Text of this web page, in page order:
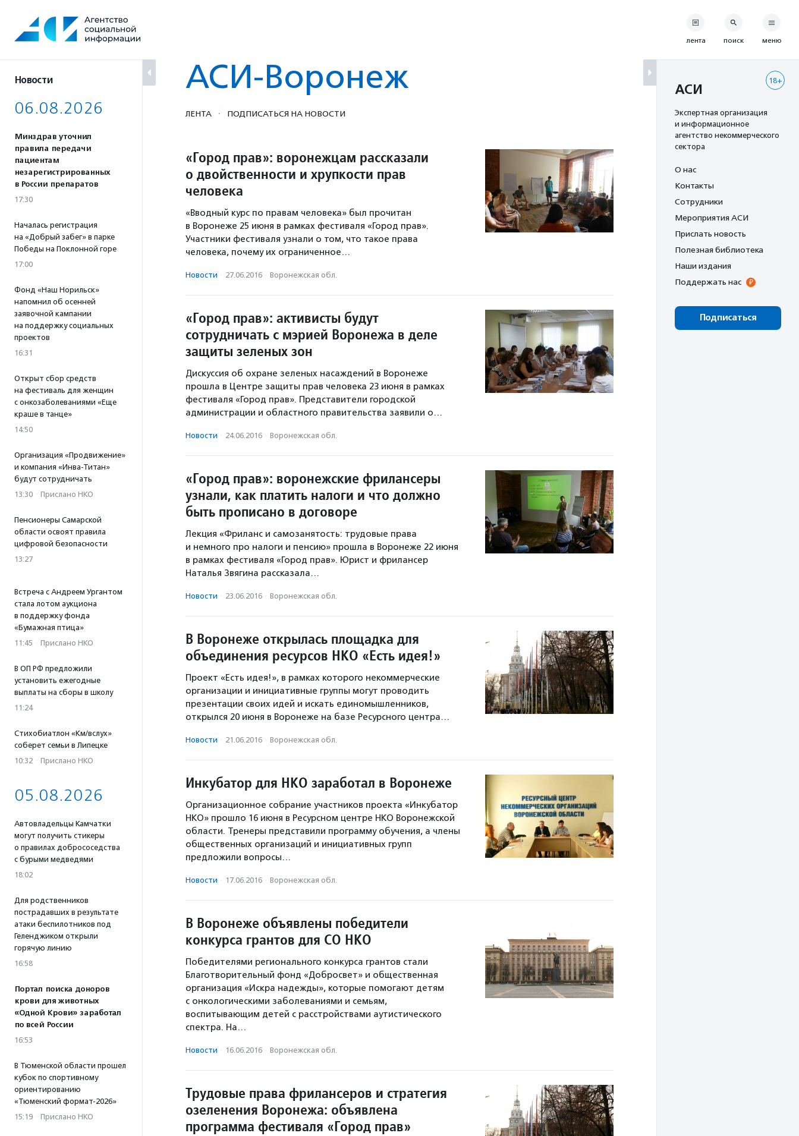
содержанию
Новости
06.08.2026
Минздрав уточнил
правила передачи
пациентам
незарегистрированных
в России препаратов
17:30
Началась регистрация
на «Добрый забег» в парке
Победы на Поклонной горе
17:00
Фонд «Наш Норильск»
напомнил об осенней
заявочной кампании
на поддержку социальных
проектов
16:31
Открыт сбор средств
на фестиваль для женщин
с онкозаболеваниями «Еще
краше в танце»
14:50
Организация «Продвижение»
и компания «Инва-Титан»
будут сотрудничать
13:30 · Прислано НКО
Пенсионеры Самарской
области освоят правила
цифровой безопасности
13:27
Встреча с Андреем Ургантом
стала лотом аукциона
в поддержку фонда
«Бумажная птица»
11:45 · Прислано НКО
В ОП РФ предложили
установить ежегодные
выплаты на сборы в школу
11:24
Стихобиатлон «Км/вслух»
соберет семьи в Липецке
10:32 · Прислано НКО
05.08.2026
Автовладельцы Камчатки
могут получить стикеры
о правилах добрососедства
с бурыми медведями
18:02
Для родственников
пострадавших в результате
атаки беспилотников под
Геленджиком открыли
горячую линию
16:58
Портал поиска доноров
крови для животных
«Одной Крови» заработал
по всей России
16:53
В Тюменской области прошел
кубок по спортивному
ориентированию
«Тюменский формат-2026»
15:19 · Прислано НКО
АСИ-Воронеж
ЛЕНТА · ПОДПИСАТЬСЯ НА НОВОСТИ
«Город прав»: воронежцам рассказали
о двойственности и хрупкости прав
человека
«Вводный курс по правам человека» был прочитан
в Воронеже 25 июня в рамках фестиваля «Город прав».
Участники фестиваля узнали о том, что такое права
человека, почему их ограниченное…
Новости · 27.06.2016 · Воронежская обл.
«Город прав»: активисты будут
сотрудничать с мэрией Воронежа в деле
защиты зеленых зон
Дискуссия об охране зеленых насаждений в Воронеже
прошла в Центре защиты прав человека 23 июня в рамках
фестиваля «Город прав». Представители городской
администрации и областного правительства заявили о…
Новости · 24.06.2016 · Воронежская обл.
«Город прав»: воронежские фрилансеры
узнали, как платить налоги и что должно
быть прописано в договоре
Лекция «Фриланс и самозанятость: трудовые права
и немного про налоги и пенсию» прошла в Воронеже 22 июня
в рамках фестиваля «Город прав». Юрист и фрилансер
Наталья Звягина рассказала…
Новости · 23.06.2016 · Воронежская обл.
В Воронеже открылась площадка для
объединения ресурсов НКО «Есть идея!»
Проект «Есть идея!», в рамках которого некоммерческие
организации и инициативные группы могут проводить
презентации своих идей и искать единомышленников,
открылся 20 июня в Воронеже на базе Ресурсного центра…
Новости · 21.06.2016 · Воронежская обл.
Инкубатор для НКО заработал в Воронеже
Организационное собрание участников проекта «Инкубатор
НКО» прошло 16 июня в Ресурсном центре НКО Воронежской
области. Тренеры представили программу обучения, а члены
общественных организаций и инициативных групп
предложили вопросы…
Новости · 17.06.2016 · Воронежская обл.
В Воронеже объявлены победители
конкурса грантов для СО НКО
Победителями регионального конкурса грантов стали
Благотворительный фонд «Добросвет» и общественная
организация «Искра надежды», которые помогают детям
с онкологическими заболеваниями и семьям,
воспитывающим детей с расстройствами аутистического
спектра. На…
Новости · 16.06.2016 · Воронежская обл.
Трудовые права фрилансеров и стратегия
озеленения Воронежа: объявлена
программа фестиваля «Город прав»
лента поиск меню
18+
АСИ
Экспертная организация
и информационное
агентство некоммерческого
сектора
О нас
Контакты
Сотрудники
Мероприятия АСИ
Прислать новость
Полезная библиотека
Наши издания
Поддержать нас
Подписаться